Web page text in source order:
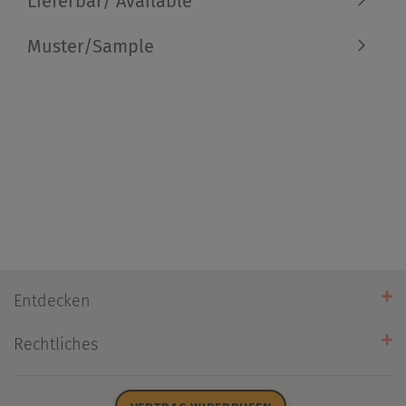
Muster/Sample
Entdecken
Öffnungszeiten
Rechtliches